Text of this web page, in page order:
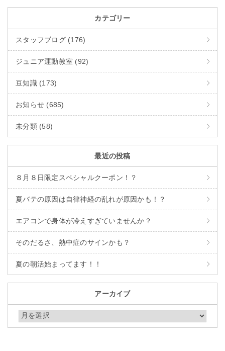
カテゴリー
スタッフブログ (176)
ジュニア運動教室 (92)
豆知識 (173)
お知らせ (685)
未分類 (58)
最近の投稿
８月８日限定スペシャルクーポン！？
夏バテの原因は自律神経の乱れが原因かも！？
エアコンで身体が冷えすぎていませんか？
そのだるさ、熱中症のサインかも？
夏の朝活始まってます！！
アーカイブ
アーカイブ